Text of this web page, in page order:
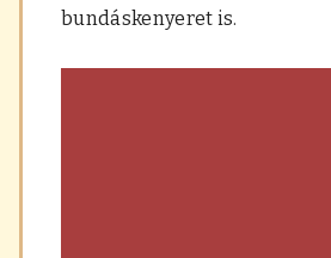
bundáskenyeret is.